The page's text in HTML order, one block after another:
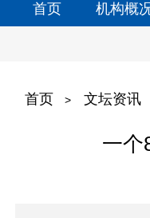
首页 机构概
首页 > 文坛资讯
一